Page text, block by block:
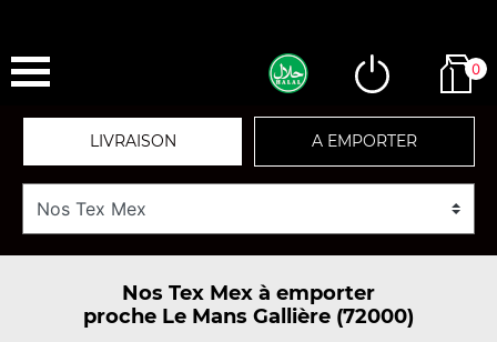
0
LIVRAISON A EMPORTER
Nos Tex Mex à emporter
proche Le Mans Gallière (72000)